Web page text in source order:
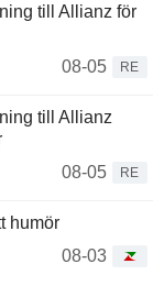
till Allianz för
08-05
RE
till Allianz
08-05
RE
humör
08-03